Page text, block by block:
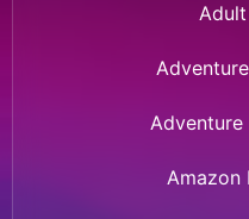
Adult
Amazon